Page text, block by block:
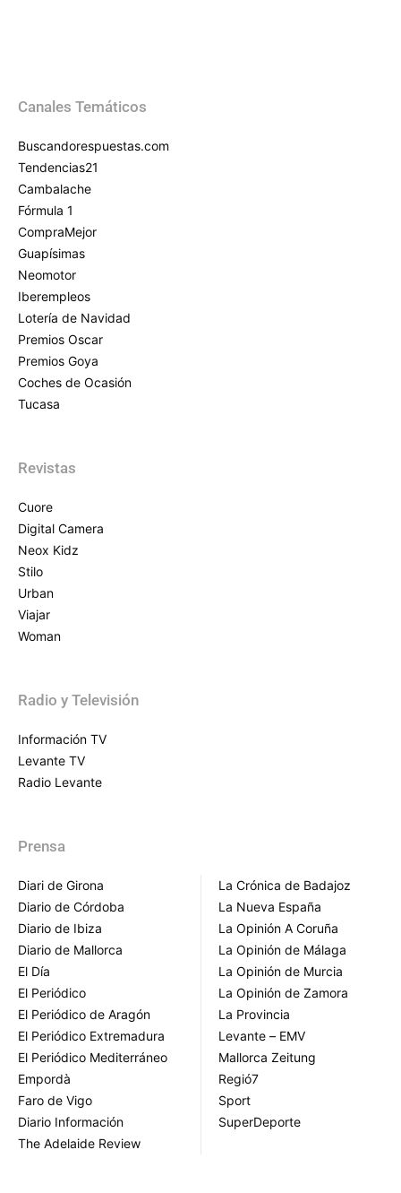
Canales Temáticos
Buscandorespuestas.com
Tendencias21
Cambalache
Fórmula 1
CompraMejor
Guapísimas
Neomotor
Iberempleos
Lotería de Navidad
Premios Oscar
Premios Goya
Coches de Ocasión
Tucasa
Revistas
Cuore
Digital Camera
Neox Kidz
Stilo
Urban
Viajar
Woman
Radio y Televisión
Información TV
Levante TV
Radio Levante
Prensa
Diari de Girona
Diario de Córdoba
Diario de Ibiza
Diario de Mallorca
El Día
El Periódico
El Periódico de Aragón
El Periódico Extremadura
El Periódico Mediterráneo
Empordà
Faro de Vigo
Diario Información
The Adelaide Review
La Crónica de Badajoz
La Nueva España
La Opinión A Coruña
La Opinión de Málaga
La Opinión de Murcia
La Opinión de Zamora
La Provincia
Levante – EMV
Mallorca Zeitung
Regió7
Sport
SuperDeporte